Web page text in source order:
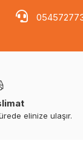
elinize ulaşır.